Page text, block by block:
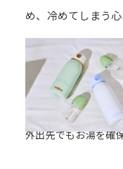
め、冷めてしまう
外出先でもお湯を確